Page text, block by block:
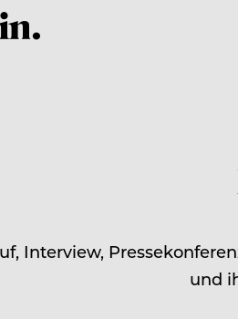
Interview,
und